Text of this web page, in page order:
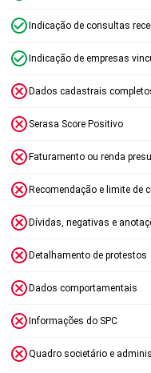
Indicação de consultas
Indicação de empresas
Dados cadastrais
Serasa Score Positivo
Faturamento ou renda
Recomendação e limite de
Dívidas, negativas e
Detalhamento de protestos
Dados comportamentais
Informações do SPC
Quadro societário e